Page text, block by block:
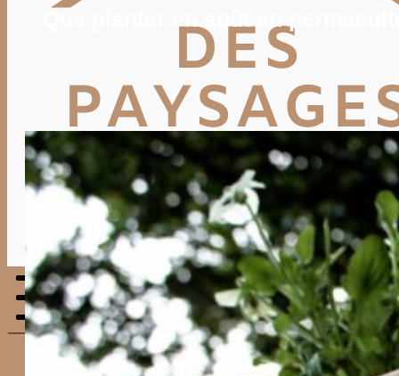
Rechercher
Rechercher :
Menu
mobile
Que planter en août en